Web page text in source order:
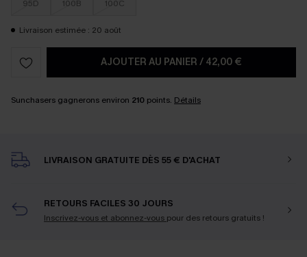
95D 100B 100C
Livraison estimée : 20 août
AJOUTER AU PANIER / 42,00 €
Sunchasers gagnerons environ 210 points. Détails
LIVRAISON GRATUITE DÈS 55 € D'ACHAT
RETOURS FACILES 30 JOURS
Inscrivez-vous et abonnez-vous pour des retours gratuits !